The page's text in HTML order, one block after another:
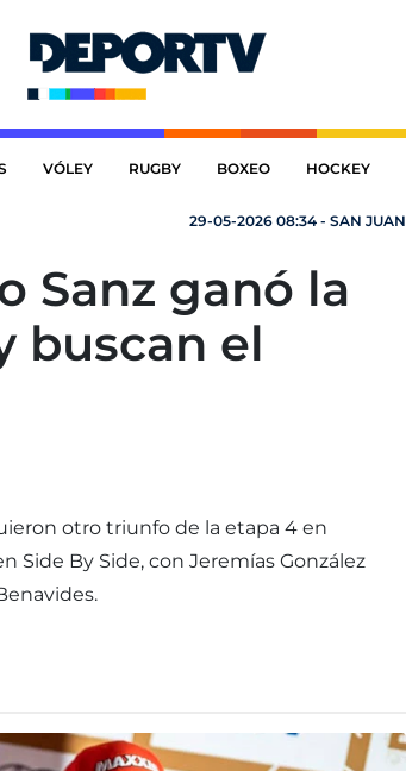
VÓLEY RUGBY BOXEO HOCKEY
29-05-2026 08:34 - SAN JUAN
Sanz ganó la
buscan el
otro triunfo de la etapa 4 en
By Side, con Jeremías González